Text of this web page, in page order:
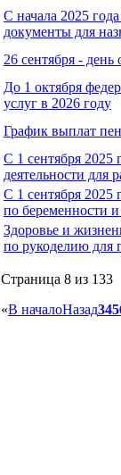
С начала 2025
документы для
26 сентября -
До 1 октября
услуг в 2026 году
График выплат
С 1 сентября 2025
деятельности для
С 1 сентября
по беременности
Здоровье и
по рукоделию для
Страница 8 из 133
«В началоНазад345